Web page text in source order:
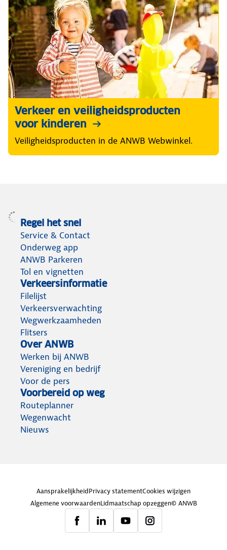
Verkeer en veiligheidsproducten
voor kinderen
Veiligheidsproducten in de ANWB Webwinkel.
Regel het snel
Service & Contact
Onderweg app
ANWB Parkeren
Tol en vignetten
Verkeersinformatie
Filelijst
Verkeersverwachting
Wegwerkzaamheden
Flitsers
Over ANWB
Werken bij ANWB
Vereniging en bedrijf
Voor de pers
Voorbereid op weg
Routeplanner
Wegenwacht
Nieuws
AansprakelijkheidPrivacy statementCookies wijzigen
Algemene voorwaardenLidmaatschap opzeggen© ANWB